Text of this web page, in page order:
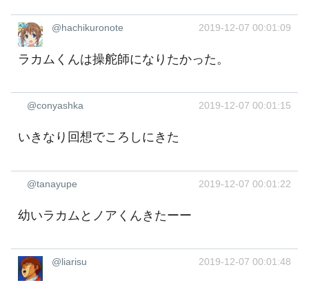
@hachikuronote 2019-12-07 00:01:09
ラカムくんは操舵師になりたかった。
@conyashka 2019-12-07 00:01:15
いきなり回想でころしにきた
@tanayupe 2019-12-07 00:01:22
幼いラカムとノアくんきたーー
@liarisu 2019-12-07 00:01:48